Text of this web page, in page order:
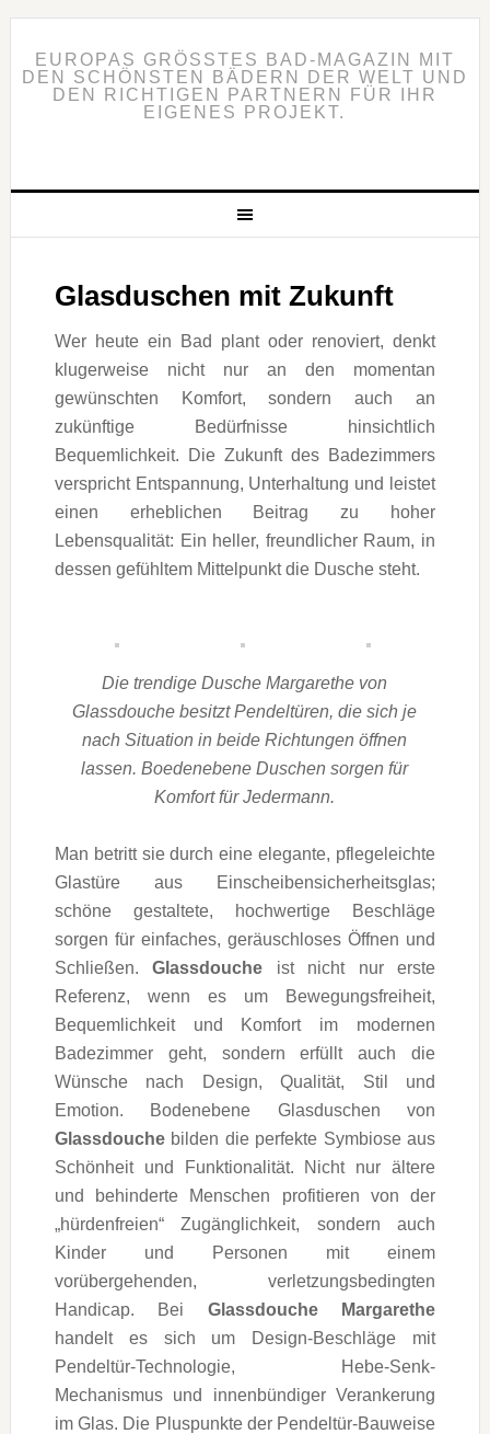
EUROPAS GRÖSSTES BAD-MAGAZIN MIT D
EN SCHÖNSTEN BÄDERN DER WELT UND D
EN RICHTIGEN PARTNERN FÜR IHR E
IGENES PROJEKT.
Glasduschen mit Zukunft
Wer heute ein Bad plant oder renoviert, denkt
klugerweise nicht nur an den momentan
gewünschten Komfort, sondern auch an
zukünftige Bedürfnisse hinsichtlich
Bequemlichkeit. Die Zukunft des Badezimmers
verspricht Entspannung, Unterhaltung und leistet
einen erheblichen Beitrag zu hoher
Lebensqualität: Ein heller, freundlicher Raum, in
dessen gefühltem Mittelpunkt die Dusche steht.
Die trendige Dusche Margarethe von
Glassdouche besitzt Pendeltüren, die sich je
nach Situation in beide Richtungen öffnen
lassen. Boedenebene Duschen sorgen für
Komfort für Jedermann.
Man betritt sie durch eine elegante, pflegeleichte
Glastüre aus Einscheibensicherheitsglas;
schöne gestaltete, hochwertige Beschläge
sorgen für einfaches, geräuschloses Öffnen und
Schließen.Glassdouche ist nicht nur erste
Referenz, wenn es um Bewegungsfreiheit,
Bequemlichkeit und Komfort im modernen
Badezimmer geht, sondern erfüllt auch die
Wünsche nach Design, Qualität, Stil und
Emotion. Bodenebene Glasduschen von
Glassdouchebilden die perfekte Symbiose aus
Schönheit und Funktionalität. Nicht nur ältere
und behinderte Menschen profitieren von der
„hürdenfreien“ Zugänglichkeit, sondern auch
Kinder und Personen mit einem
vorübergehenden, verletzungsbedingten
Handicap. Bei Glassdouche Margarethe
handelt es sich um Design-Beschläge mit
Pendeltür-Technologie, Hebe-Senk-
Mechanismus und innenbündiger Verankerung
im Glas. Die Pluspunkte der Pendeltür-Bauweise